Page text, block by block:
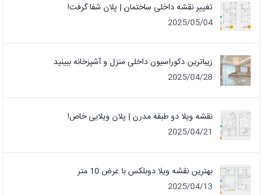
تغییر نقشه داخلی ساختمان | پلان شفا گرفت!
2025/05/04
زیباترین دکوراسیون داخلی منزل و آشپزخانه ببینید
2025/04/28
نقشه ویلا دو طبقه مدرن | پلان ویلایی خاص!
2025/04/21
بهترین نقشه ویلا دوبلکس با عرض 10 متر
2025/04/13